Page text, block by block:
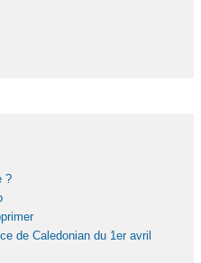
?
de Caledonian du 1er avril